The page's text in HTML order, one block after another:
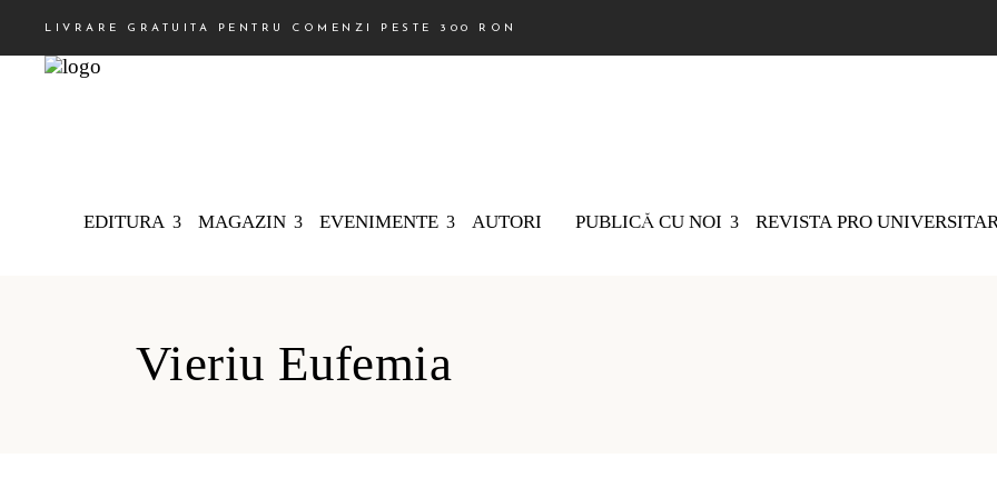
LIVRARE GRATUITA PENTRU COMENZI PESTE 300 RON
EDITURA MAGAZIN EVENIMENTE AUTORI PUBLICĂ CU NOI REVISTA PRO
Vieriu Eufemia